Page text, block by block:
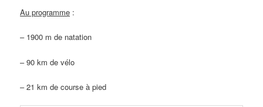
Au programme :
– 1900 m de natation
– 90 km de vélo
– 21 km de course à pied